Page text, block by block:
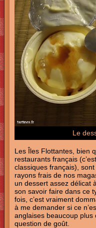
Le
Les Îles Flottantes, bien
restaurants français
classiques français),
rayons frais de nos
un dessert assez délicat
son savoir faire dans ce
fois, c’est vraiment
à me demander si ce
anglaises beaucoup plus
question de goût.